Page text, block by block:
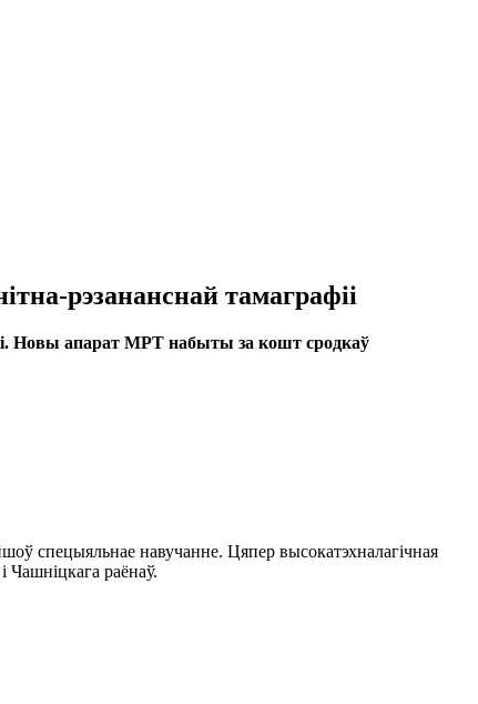
рэзананснай тамаграфіі
Новы апарат МРТ набыты за кошт сродкаў
спецыяльнае навучанне. Цяпер высокатэхналагічная
Чашніцкага раёнаў.